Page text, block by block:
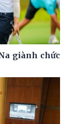
giành chức